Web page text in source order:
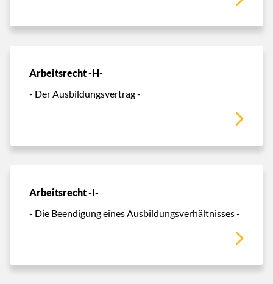
Arbeitsrecht -H-
- Der Ausbildungsvertrag -
Arbeitsrecht -I-
- Die Beendigung eines Ausbildungsverhältnisses -